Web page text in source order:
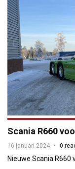
Scania R660
16 januari 2024 0
Nieuwe Scania R660